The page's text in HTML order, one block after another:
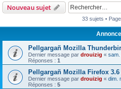
Nouveau sujet
33 sujets • Page
Pellgargañ Mozilla
Dernier message par drouizig « sam.
Réponses : 1
Pellgargañ Mozilla Firefox 3.6
Dernier message par drouizig « dim.
Réponses : 5